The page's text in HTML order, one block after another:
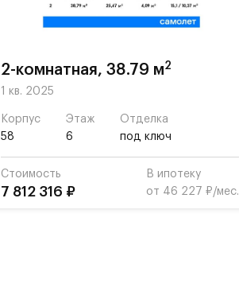
2-комнатная, 38.79 м2
1 кв. 2025
Корпус
58
Этаж
6
Отделка
под ключ
Стоимость
7 812 316 ₽
В ипотеку
от 46 227 ₽/мес.